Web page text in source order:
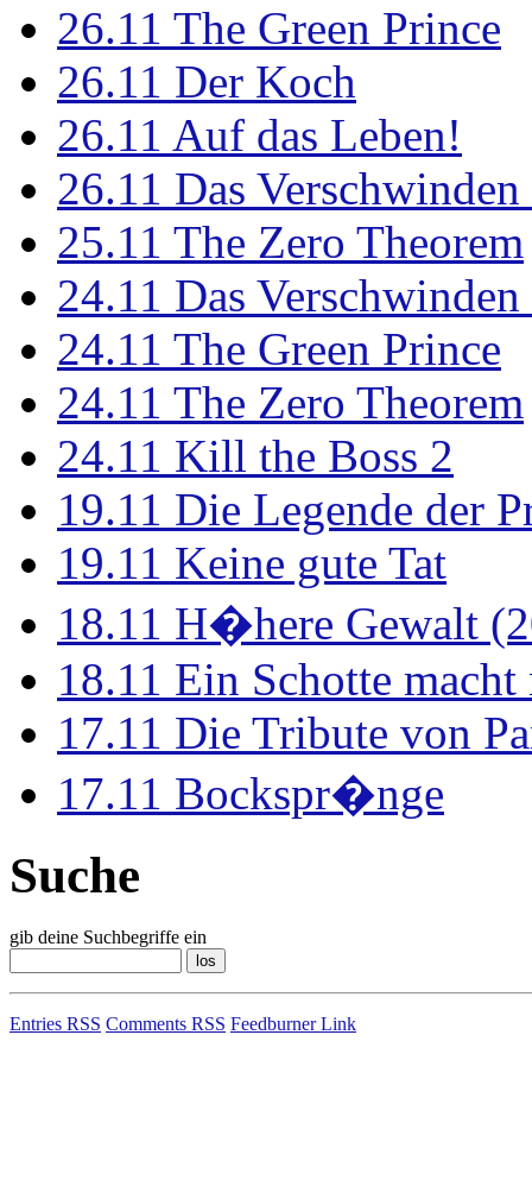
26.11 The Green Prince
26.11 Der Koch
26.11 Auf das Leben!
26.11 Das
25.11 The Zero Theorem
24.11 Das
24.11 The Green Prince
24.11 The Zero Theorem
24.11 Kill the Boss 2
19.11 Die Legende der
19.11 Keine gute Tat
18.11 H�here Gewalt
18.11 Ein Schotte
17.11 Die Tribute von
17.11 Bockspr�nge
Suche
gib deine Suchbegriffe ein
Entries RSS Comments RSS Feedburner Link